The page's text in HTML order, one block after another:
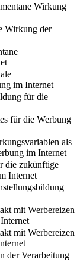
Wirkung
Wirkung der
im Internet
für die
für die Werbung
als
im Internet
die zukünftige
Internet
mit Werbereizen
mit Werbereizen
der Verarbeitung